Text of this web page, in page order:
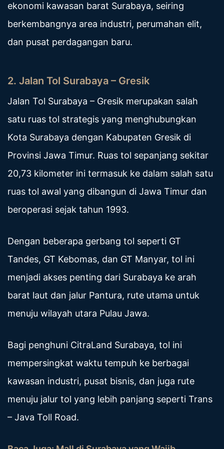
ekonomi kawasan barat Surabaya, seiring
berkembangnya area industri, perumahan elit,
dan pusat perdagangan baru.
2. Jalan Tol Surabaya – Gresik
Jalan Tol Surabaya – Gresik merupakan salah
satu ruas tol strategis yang menghubungkan
Kota Surabaya dengan Kabupaten Gresik di
Provinsi Jawa Timur. Ruas tol sepanjang sekitar
20,73 kilometer ini termasuk ke dalam salah satu
ruas tol awal yang dibangun di Jawa Timur dan
beroperasi sejak tahun 1993.
Dengan beberapa gerbang tol seperti GT
Tandes, GT Kebomas, dan GT Manyar, tol ini
menjadi akses penting dari Surabaya ke arah
barat laut dan jalur Pantura, rute utama untuk
menuju wilayah utara Pulau Jawa.
Bagi penghuni CitraLand Surabaya, tol ini
mempersingkat waktu tempuh ke berbagai
kawasan industri, pusat bisnis, dan juga rute
menuju jalur tol yang lebih panjang seperti Trans
– Java Toll Road.